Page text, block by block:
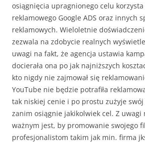
osiągnięcia upragnionego celu
reklamowego Google ADS oraz innych
reklamowych. Wieloletnie
zezwala na zdobycie realnych
uwagi na fakt, że agencja ustawia
docierała ona po jak najniższych
kto nigdy nie zajmował się
YouTube nie będzie potrafiła
tak niskiej cenie i po prostu zużyje
zanim osiągnie jakikolwiek cel. Z uwagi
ważnym jest, by promowanie swojego
profesjonalistom takim jak min. firma